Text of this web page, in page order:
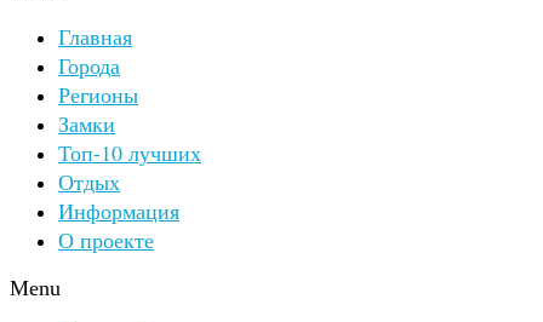
Главная
Города
Регионы
Замки
Топ-10 лучших
Отдых
Информация
О проекте
Menu